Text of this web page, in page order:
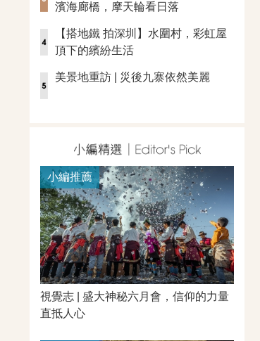
濱海廊橋，摩天輪看日落
【搭地鐵 拍深圳】水圍村，彩虹屋
頂下的繽紛生活
美景地重訪 | 災後九寨依然美麗
視覺志 | 盛大神秘六月會，信仰的力量
直抵人心
小編推薦